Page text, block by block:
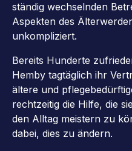
ständig wechselnden
Aspekten des
unkompliziert.
Bereits Hunderte
Hemby tagtäglich ihr
ältere und
rechtzeitig die Hilfe, die
den Alltag meistern zu
dabei, dies zu ändern.